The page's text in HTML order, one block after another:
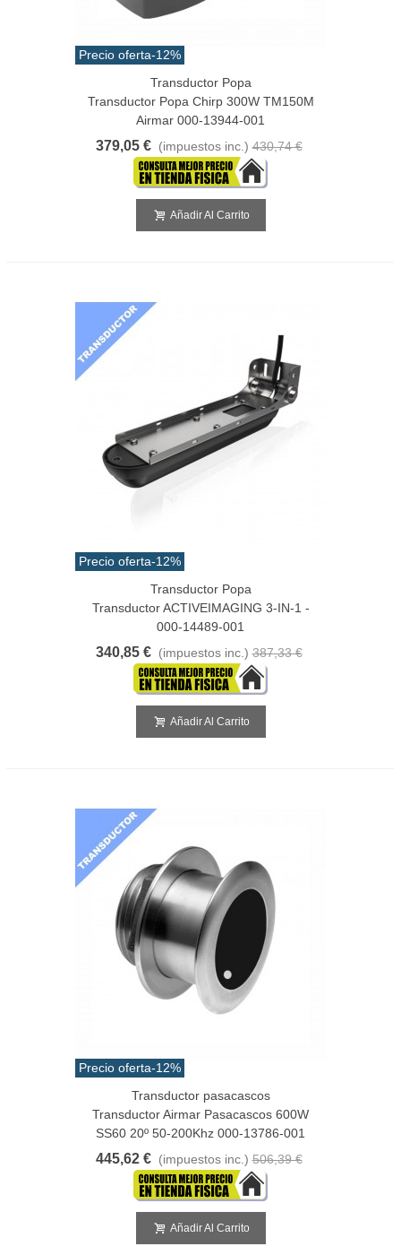
Precio oferta-12%
Transductor Popa
Transductor Popa Chirp 300W TM150M
Airmar 000-13944-001
379,05 € (impuestos inc.) 430,74 €
Añadir Al Carrito
Precio oferta-12%
Transductor Popa
Transductor ACTIVEIMAGING 3-IN-1 -
000-14489-001
340,85 € (impuestos inc.) 387,33 €
Añadir Al Carrito
Precio oferta-12%
Transductor pasacascos
Transductor Airmar Pasacascos 600W
SS60 20º 50-200Khz 000-13786-001
445,62 € (impuestos inc.) 506,39 €
Añadir Al Carrito